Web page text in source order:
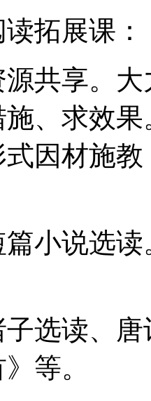
拓展课：
共享。
、求效
因材施教
小说选
选读、
等。